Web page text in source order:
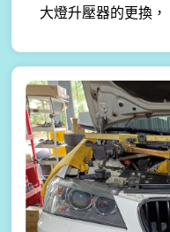
大燈升壓器的更換